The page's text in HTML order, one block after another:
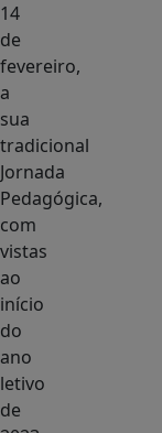
14
de
fevereiro,
a
sua
tradicional
Jornada
Pedagógica,
com
vistas
ao
início
do
ano
letivo
de